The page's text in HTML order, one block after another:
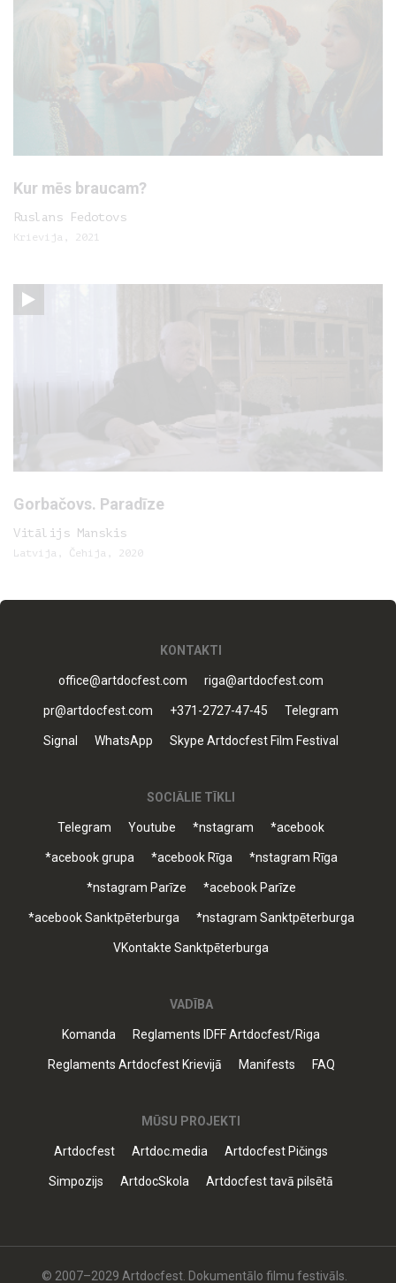
Kur mēs braucam?
Ruslans Fedotovs
Krievija, 2021
Gorbačovs. Paradīze
Vitālijs Manskis
Latvija, Čehija, 2020
KONTAKTI
office@artdocfest.com riga@artdocfest.com
pr@artdocfest.com +371-2727-47-45 Telegram
Signal WhatsApp Skype Artdocfest Film Festival
SOCIĀLIE TĪKLI
Telegram Youtube *nstagram *acebook
*acebook grupa *acebook Rīga *nstagram Rīga
*nstagram Parīze *acebook Parīze
*acebook Sanktpēterburga *nstagram Sanktpēterburga
VKontakte Sanktpēterburga
VADĪBA
Komanda Reglaments IDFF Artdocfest/Riga
Reglaments Artdocfest Krievijā Manifests FAQ
MŪSU PROJEKTI
Artdocfest Artdoc.media Artdocfest Pičings
Simpozijs ArtdocSkola Artdocfest tavā pilsētā
© 2007–2029 Artdocfest. Dokumentālo filmu festivāls.